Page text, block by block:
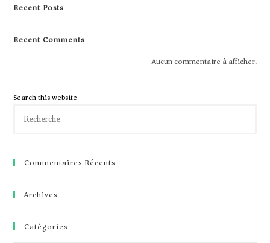
Recent Posts
Recent Comments
Aucun commentaire à afficher.
Search this website
Commentaires Récents
Archives
Catégories